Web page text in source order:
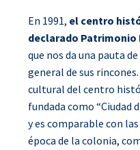
En 1991, el centro
declarado Patrimonio
que nos da una pauta
general de sus
cultural del centro
fundada como “Ciudad
y es comparable con
época de la colonia,